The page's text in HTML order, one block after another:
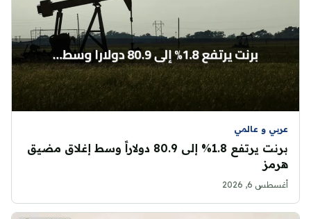
عربي و عالمي
برنت يرتفع 1.8% إلى 80.9 دولاراً وسط إغلاق مضيق
هرمز
أغسطس 6, 2026